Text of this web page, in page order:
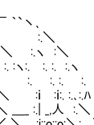
､
＼
:＼
:.ヽ
:. :.
:. :.､:.ﾊ
_,人 :.＼